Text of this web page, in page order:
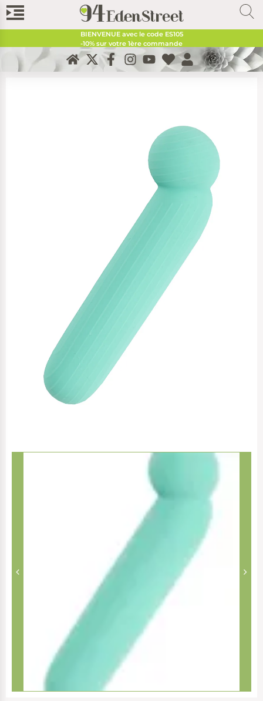
BIENVENUE avec le code ES105
-10% sur votre 1ère commande